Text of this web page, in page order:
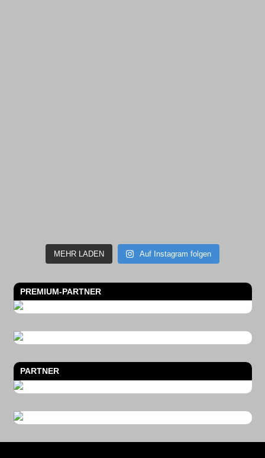
MEHR LADEN Auf Instagram folgen
PREMIUM-PARTNER
PARTNER